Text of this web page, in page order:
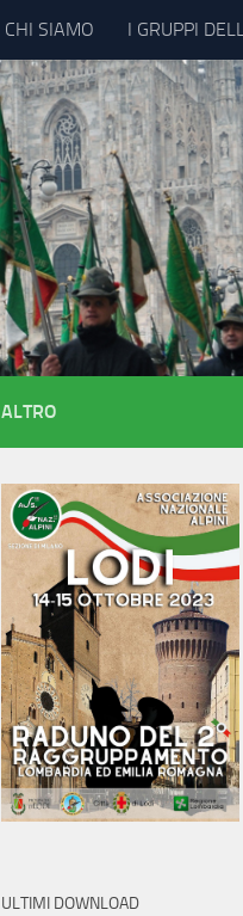
CHI SIAMO I GRUPPI
ALTRO
ULTIMI DOWNLOAD